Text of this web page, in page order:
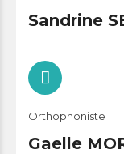
Sandrine
Orthophoniste
Gaelle